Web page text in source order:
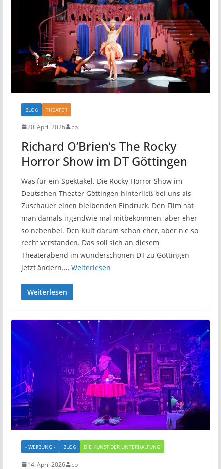
BLOG THEATER
20. April 2026 bb
Richard O’Brien’s The Rocky
Horror Show im DT Göttingen
Was für ein Spektakel. Die Rocky Horror Show im
Deutschen Theater Göttingen hinterließ bei uns als
Zuschauer einen bleibenden Eindruck. Den Film hat
man damals irgendwie mal mitbekommen, aber eher
so nebenbei. Den Kult darum schon eher, aber nie so
recht verstanden. Das soll sich an diesem
Theaterabend im wunderschönen DT zu Göttingen
jetzt ändern.… Weiterlesen
Weiterlesen
- WERBUNG - BLOG DIE KUNST DER UNTERHALTUNG
14. April 2026 bb